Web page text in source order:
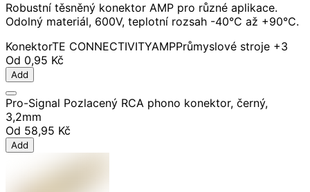
Robustní těsněný konektor AMP pro různé aplikace.
Odolný materiál, 600V, teplotní rozsah -40°C až +90°C.
KonektorTE CONNECTIVITYAMPPrůmyslové stroje +3
Od 0,95 Kč
Add
Pro-Signal Pozlacený RCA phono konektor, černý,
3,2mm
Od 58,95 Kč
Add